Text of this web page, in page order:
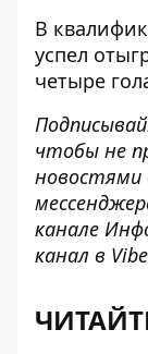
В
успел
четыре
чтобы не
новостями
канале
канал в